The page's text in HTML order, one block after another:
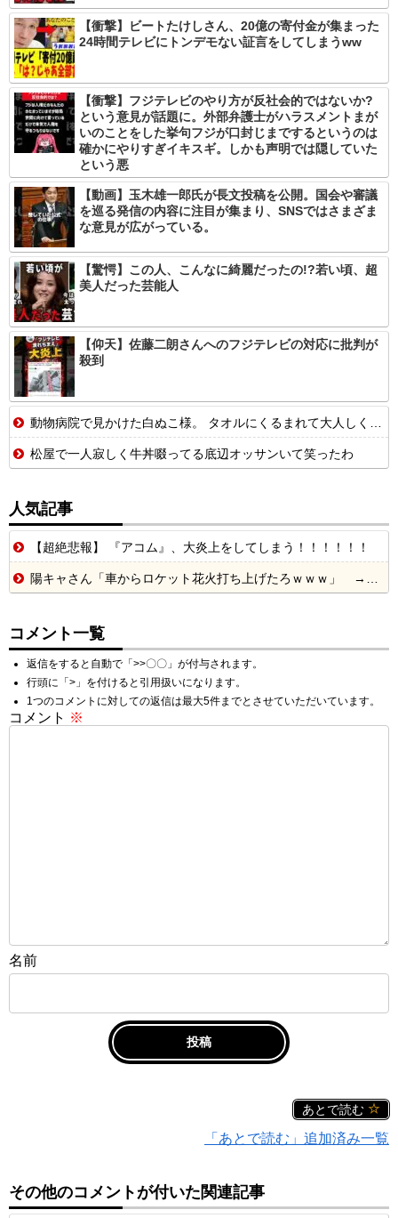
【衝撃】ビートたけしさん、20億の寄付金が集まった
24時間テレビにトンデモない証言をしてしまうww
【衝撃】フジテレビのやり方が反社会的ではないか?
という意見が話題に。外部弁護士がハラスメントまが
いのことをした挙句フジが口封じまでするというのは
確かにやりすぎイキスギ。しかも声明では隠していた
という悪
【動画】玉木雄一郎氏が長文投稿を公開。国会や審議
を巡る発信の内容に注目が集まり、SNSではさまざま
な意見が広がっている。
【驚愕】この人、こんなに綺麗だったの!?若い頃、超
美人だった芸能人
【仰天】佐藤二朗さんへのフジテレビの対応に批判が
殺到
動物病院で見かけた白ぬこ様。 タオルにくるまれて大人しく抱っこされてたんだが 話を聞いてビックリ【再】
松屋で一人寂しく牛丼啜ってる底辺オッサンいて笑ったわ
人気記事
【超絶悲報】 『アコム』、大炎上をしてしまう！！！！！！
陽キャさん「車からロケット花火打ち上げたろｗｗｗ」 → サンルーフが閉まっていて無事車内に発射
コメント一覧
返信をすると自動で「>>〇〇」が付与されます。
行頭に「>」を付けると引用扱いになります。
1つのコメントに対しての返信は最大5件までとさせていただいています。
コメント ※
名前
あとで読む
「あとで読む」追加済み一覧
その他のコメントが付いた関連記事